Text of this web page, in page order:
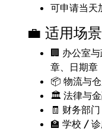
可申请当天
💼 适用场景
🏢 办公室
章、日期章
📦 物流与
🏛️ 法律与
🧾 财务部门
🏫 学校 /